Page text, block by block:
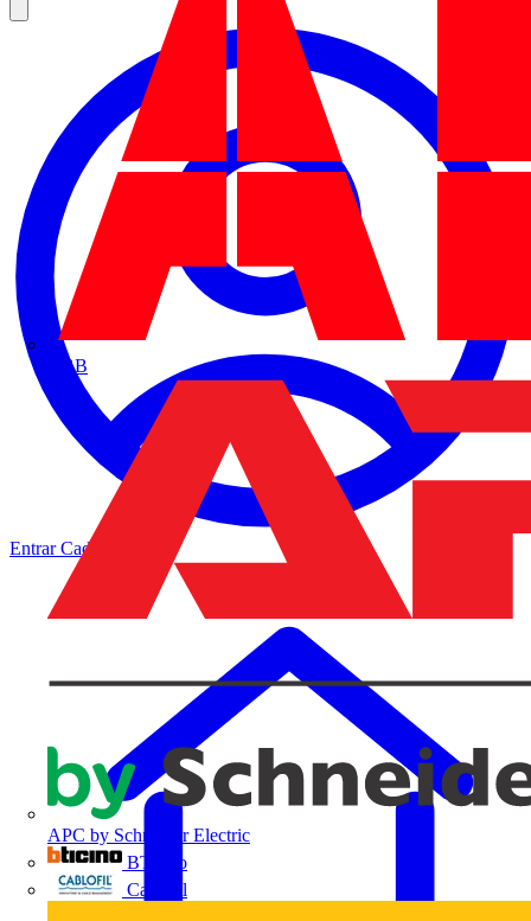
ABB
APC by Schneider Electric
BTicino
Cablofil
EntrarCadastrar